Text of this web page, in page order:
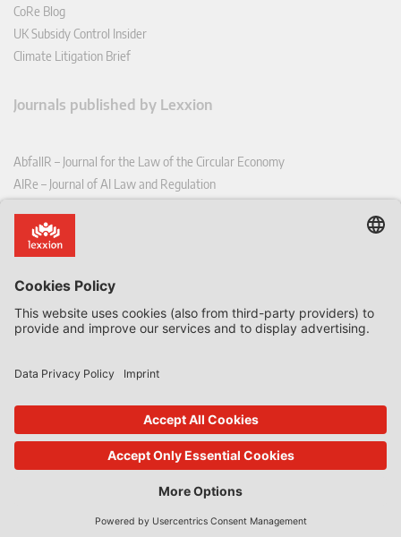
CoRe Blog
UK Subsidy Control Insider
Climate Litigation Brief
Journals published by Lexxion
AbfallR – Journal for the Law of the Circular Economy
AIRe – Journal of AI Law and Regulation
CoRe – European Competition and Regulatory Law Review
EDPL – European Data Protection Law Review
EFFL – European Food and Feed Law Review
EHPL – European Health & Pharmaceutical Law Review
EPPPL – European Procurement & Public Private Partnership Law
EStAL – European State Aid Law Quarterly
EurUP – Journal for European Environmental and Planning Law
ICRL – International Chemical Regulatory and Law Review
StoffR – The European Journal for Substances and the Law
UWP – Environmental Law Contributions from Science and Practice